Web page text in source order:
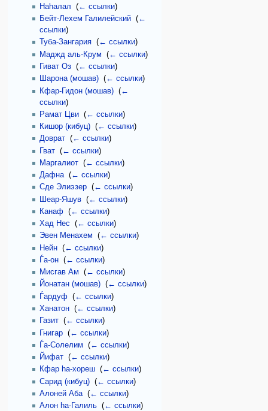
Наhалал ‎(← ссылки)
Бейт-Лехем Галилейский ‎(←
ссылки)
Туба-Зангария ‎(← ссылки)
Маджд аль-Крум ‎(← ссылки)
Гиват Оз ‎(← ссылки)
Шарона (мошав) ‎(← ссылки)
Кфар-Гидон (мошав) ‎(←
ссылки)
Рамат Цви ‎(← ссылки)
Кишор (кибуц) ‎(← ссылки)
Доврат ‎(← ссылки)
Гват ‎(← ссылки)
Маргалиот ‎(← ссылки)
Дафна‎(← ссылки)
Сде Элиэзер ‎(← ссылки)
Шеар-Яшув ‎(← ссылки)
Канаф ‎(← ссылки)
Хад Нес ‎(← ссылки)
Эвен Менахем ‎(← ссылки)
Нейн ‎(← ссылки)
Ѓа-он ‎(← ссылки)
Мисгав Ам ‎(← ссылки)
Йонатан (мошав) ‎(← ссылки)
Ѓардуф ‎(← ссылки)
Ханатон ‎(← ссылки)
Газит ‎(← ссылки)
Гнигар ‎(← ссылки)
Ѓа-Солелим ‎(← ссылки)
Йифат ‎(← ссылки)
Кфар hа-хореш ‎(← ссылки)
Сарид (кибуц) ‎(← ссылки)
Алоней Аба‎(← ссылки)
Алон hа-Галиль ‎(← ссылки)